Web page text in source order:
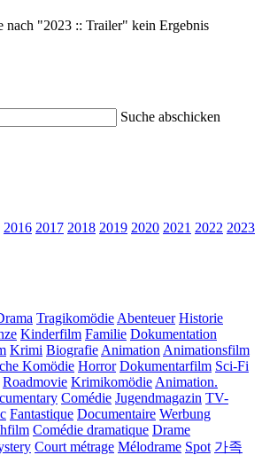
nach "2023 :: Trailer" kein Ergebnis
Suche abschicken
2016 2017 2018 2019 2020 2021 2022 2023
Tragikomödie Abenteuer Historie
Kinderfilm Familie Dokumentation
Krimi Biografie Animation Animationsfilm
Komödie Horror Dokumentarfilm Sci-Fi
Roadmovie Krimikomödie Animation.
Comédie Jugendmagazin TV-
Fantastique Documentaire Werbung
Comédie dramatique Drame
Court métrage Mélodrame Spot 가족